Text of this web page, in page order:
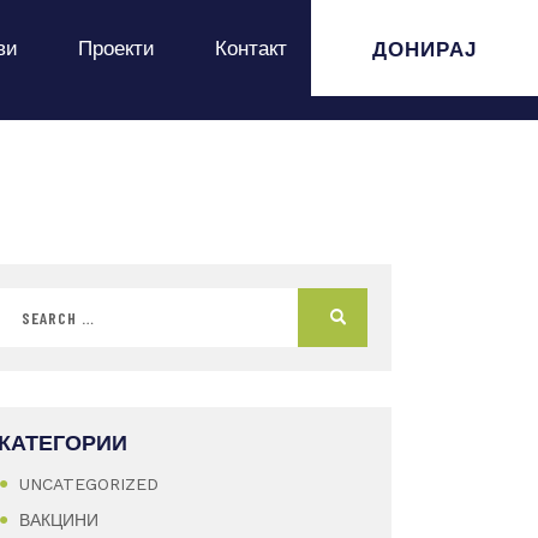
Проекти Контакт ДОНИРАЈ
КАТЕГОРИИ
UNCATEGORIZED
ВАКЦИНИ